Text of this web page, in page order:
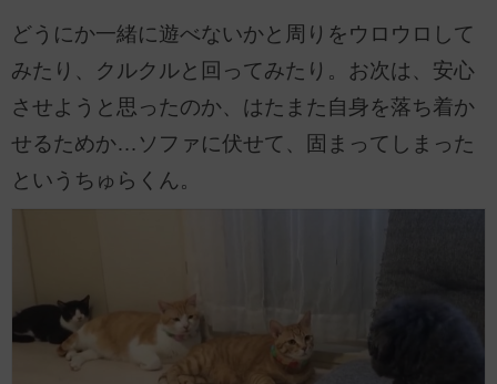
どうにか一緒に遊べないかと周りをウロウロして
みたり、クルクルと回ってみたり。お次は、安心
させようと思ったのか、はたまた自身を落ち着か
せるためか…ソファに伏せて、固まってしまった
というちゅらくん。